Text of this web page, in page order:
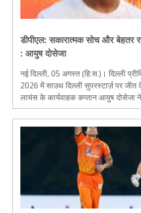
डीपीएल: सकारात्मक सोच और बेहतर
: आयुष दोसेजा
नई दिल्ली, 05 अगस्त (हि.स.)। दिल्ली प्रीमियर लीग (डीपीएल)
2026 में साउथ दिल्ली सुपरस्टार्ज़ पर जीत
लायंस के कार्यवाहक कप्तान आयुष दोसेजा
सराहना करते हुए कहा कि खिलाड़ियों ने
मैदान पर उ..